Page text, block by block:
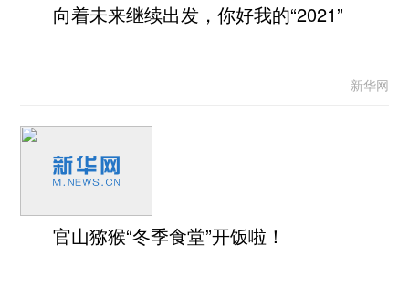
向着未来继续出发，你好我的“2021”
新华网
官山猕猴“冬季食堂”开饭啦！